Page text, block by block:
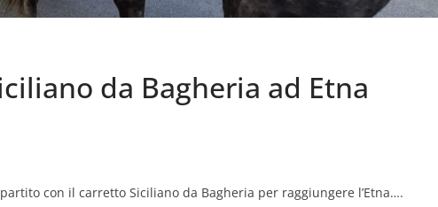
da Bagheria ad Etna
con il carretto Siciliano da Bagheria per raggiungere l’Etna….